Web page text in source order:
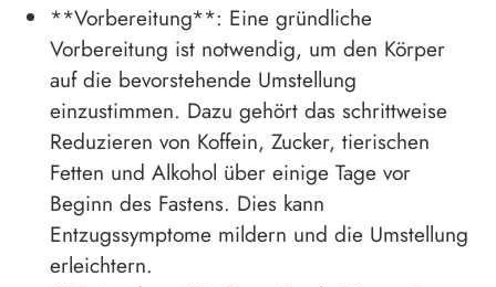
**Vorbereitung**: Eine gründliche
Vorbereitung ist notwendig, um den Körper
auf die bevorstehende Umstellung
einzustimmen. Dazu gehört das schrittweise
Reduzieren von Koffein, Zucker, tierischen
Fetten und Alkohol über einige Tage vor
Beginn des Fastens. Dies kann
Entzugssymptome mildern und die Umstellung
erleichtern.